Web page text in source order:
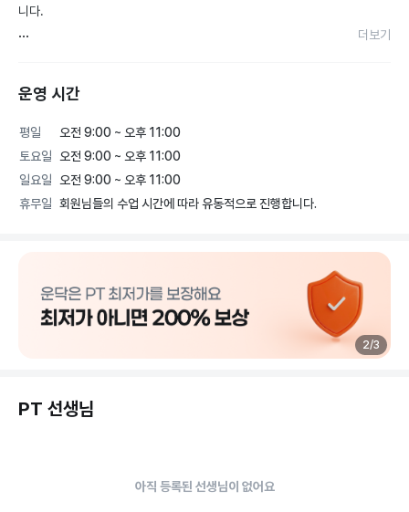
니다.
의 색다른 몸의 변화를 느끼고 싶은 분들은 편안하게 상담받아보
🌼 오시는게 힘드신 분들은 상담 후 직접 찾아뵌 후 몸상태 체크
후에 직접 찾아 뵈어 집에서도 또는 화상수업도 가능합니다!! 🌼
더보기
운영 시간
평일
오전 9:00 ~ 오후 11:00
토요일
오전 9:00 ~ 오후 11:00
일요일
오전 9:00 ~ 오후 11:00
휴무일 회원님들의 수업 시간에 따라 유동적으로 진행합니다.
2/3
PT 선생님
아직 등록된 선생님이 없어요